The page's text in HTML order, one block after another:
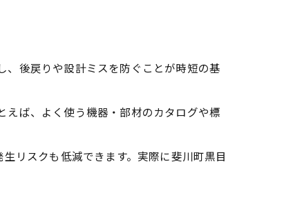
、後戻りや設計ミスを防ぐことが時短の基
えば、よく使う機器・部材のカタログや標
リスクも低減できます。実際に斐川町黒目